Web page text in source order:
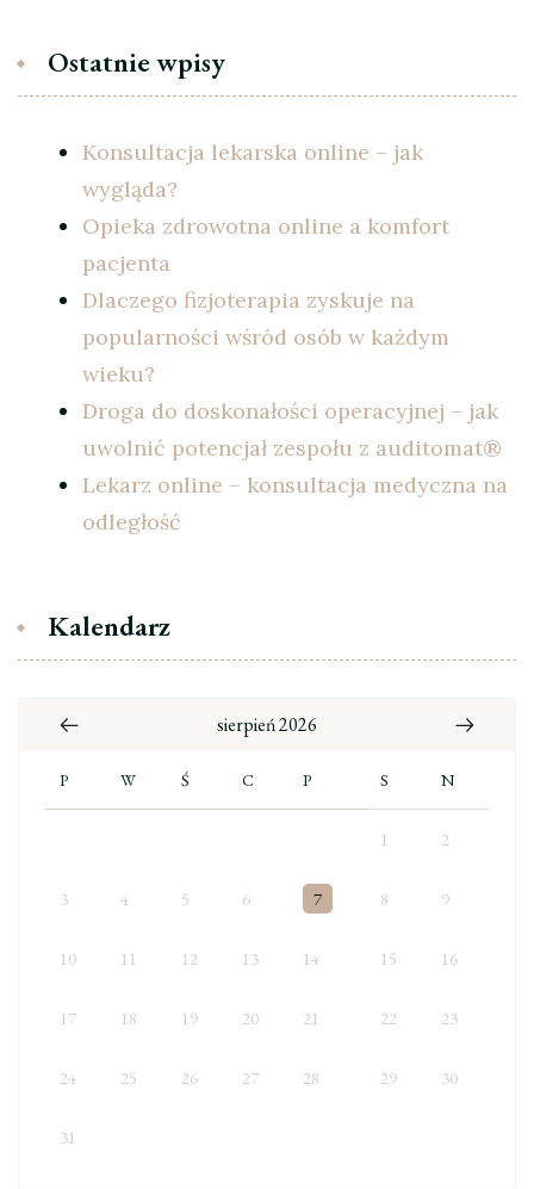
Ostatnie wpisy
Konsultacja lekarska online – jak
wygląda?
Opieka zdrowotna online a komfort
pacjenta
Dlaczego fizjoterapia zyskuje na
popularności wśród osób w każdym
wieku?
Droga do doskonałości operacyjnej – jak
uwolnić potencjał zespołu z auditomat®
Lekarz online – konsultacja medyczna na
odległość
Kalendarz
sierpień 2026
P W Ś C P S N
1 2
3 4 5 6 7 8 9
10 11 12 13 14 15 16
17 18 19 20 21 22 23
24 25 26 27 28 29 30
31